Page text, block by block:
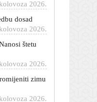
dosad
štetu
2026.
zimu
2026.
napuštaju